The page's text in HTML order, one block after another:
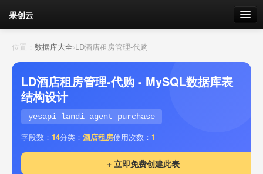
果创云
数据表单
API接口
云存储
流量 剩余接口流量
位置： 数据库大全›LD酒店租房管理-代购
LD酒店租房管理-代购 - MySQL数据库表
结构设计
yesapi_landi_agent_purchase
字段数： 14分类： 酒店租房使用次数： 1
+ 立即免费创建此表